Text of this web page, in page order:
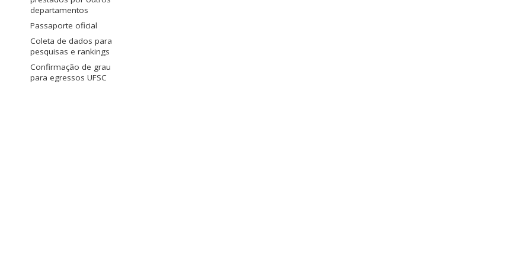
departamentos
Passaporte oficial
Coleta de dados para
pesquisas e rankings
Confirmação de grau
para egressos UFSC